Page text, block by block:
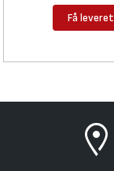
Få leveret